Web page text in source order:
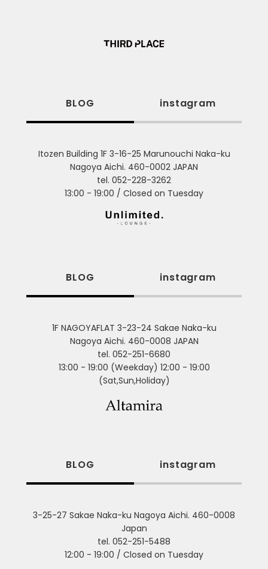
BLOG instagram
Itozen Building 1F 3-16-25 Marunouchi Naka-ku
Nagoya Aichi. 460-0002 JAPAN
tel. 052-228-3262
13:00 - 19:00 / Closed on Tuesday
BLOG instagram
1F NAGOYAFLAT 3-23-24 Sakae Naka-ku
Nagoya Aichi. 460-0008 JAPAN
tel. 052-251-6680
13:00 - 19:00 (Weekday) 12:00 - 19:00
(Sat,Sun,Holiday)
BLOG instagram
3-25-27 Sakae Naka-ku Nagoya Aichi. 460-0008
Japan
tel. 052-251-5488
12:00 - 19:00 / Closed on Tuesday